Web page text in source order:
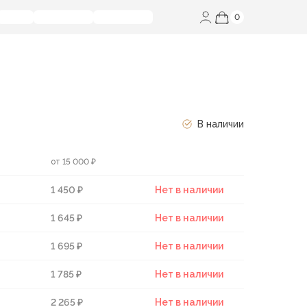
0
В наличии
от 15 000 ₽
1 450 ₽ Нет в наличии
1 645 ₽ Нет в наличии
1 695 ₽ Нет в наличии
1 785 ₽ Нет в наличии
2 265 ₽ Нет в наличии